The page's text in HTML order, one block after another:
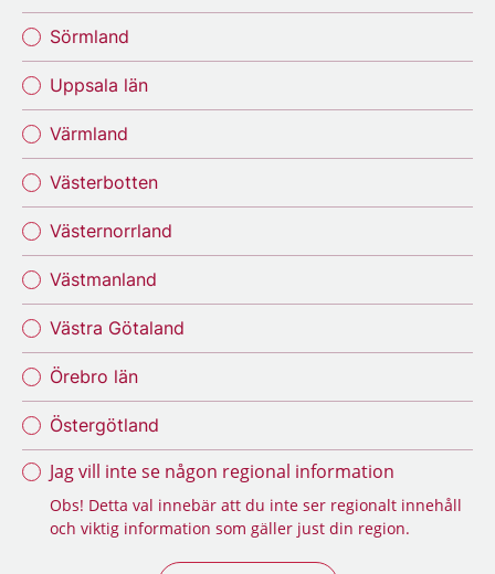
Sörmland
Uppsala län
Värmland
Västerbotten
Västernorrland
Västmanland
Västra Götaland
Örebro län
Östergötland
Jag vill inte se någon regional information
Obs! Detta val innebär att du inte ser regionalt innehåll
och viktig information som gäller just din region.